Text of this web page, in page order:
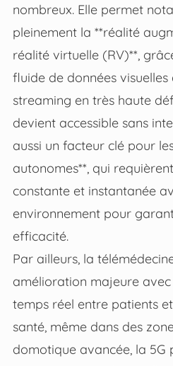
nombreux. Elle permet
pleinement la **réalité
réalité virtuelle (RV)**,
fluide de données
streaming en très haute
devient accessible sans
aussi un facteur clé pour
autonomes**, qui
constante et instantanée
environnement pour
efficacité.
Par ailleurs, la
amélioration majeure
temps réel entre patients
santé, même dans des
domotique avancée, la 5G